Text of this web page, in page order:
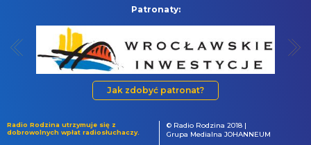
Patronaty:
Jak zdobyć patronat?
Radio Rodzina utrzymuje się z
dobrowolnych wpłat radiosłuchaczy.
© Radio Rodzina 2018 |
Grupa Medialna JOHANNEUM